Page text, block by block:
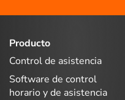
Producto
Control de asistencia
Software de control
horario y de asistencia